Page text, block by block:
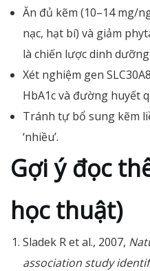
Ăn đủ kẽm (10–14 mg/
nạc, hạt bí) và giảm
là chiến lược dinh
Xét nghiệm gen
HbA1c và đường huyết
Tránh tự bổ sung kẽm
‘nhiều’.
Gợi ý đọc
học thuật)
Sladek R et al., 2007,
association study